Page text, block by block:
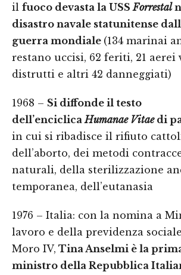
il fuoco devasta la USSForrestal
disastro navale statunitense
guerra mondiale (134 marinai
restano uccisi, 62 feriti, 21 aerei
distrutti e altri 42 danneggiati)
1968 – Si diffonde il testo
dell’enciclicaHumanae Vitaedi
in cui si ribadisce il rifiuto
dell’aborto, dei metodi
naturali, della sterilizzazione
temporanea, dell’eutanasia
1976 – Italia: con la nomina a
lavoro e della previdenza
Moro IV, Tina Anselmi è la
ministro della Repubblica